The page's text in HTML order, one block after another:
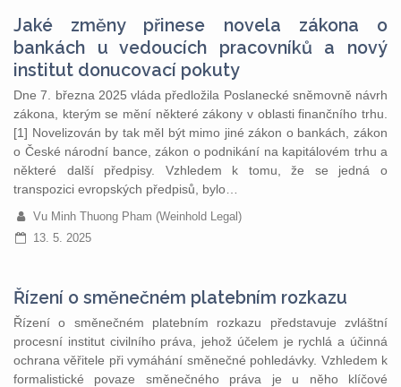
Jaké změny přinese novela zákona o
bankách u vedoucích pracovníků a nový
institut donucovací pokuty
Dne 7. března 2025 vláda předložila Poslanecké sněmovně návrh
zákona, kterým se mění některé zákony v oblasti finančního trhu.
[1] Novelizován by tak měl být mimo jiné zákon o bankách, zákon
o České národní bance, zákon o podnikání na kapitálovém trhu a
některé další předpisy. Vzhledem k tomu, že se jedná o
transpozici evropských předpisů, bylo…
Vu Minh Thuong Pham (Weinhold Legal)
13. 5. 2025
Řízení o směnečném platebním rozkazu
Řízení o směnečném platebním rozkazu představuje zvláštní
procesní institut civilního práva, jehož účelem je rychlá a účinná
ochrana věřitele při vymáhání směnečné pohledávky. Vzhledem k
formalistické povaze směnečného práva je u něho klíčové